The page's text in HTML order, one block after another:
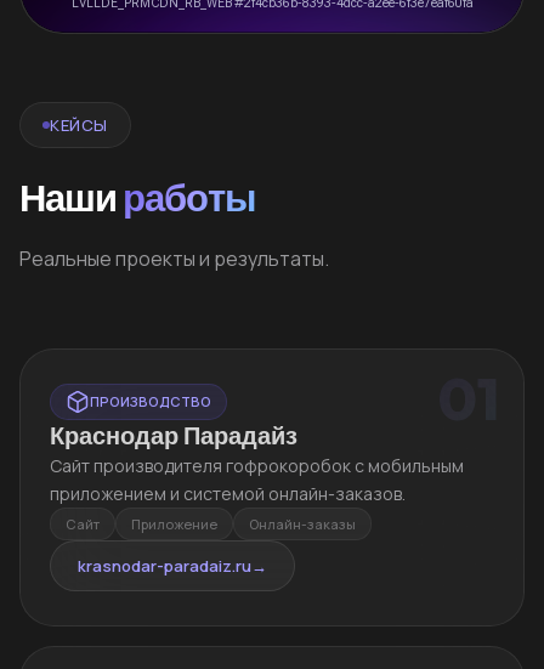
КЕЙСЫ
Наши работы
Реальные проекты и результаты.
ПРОИЗВОДСТВО
Краснодар Парадайз
Сайт производителя гофрокоробок с мобильным
приложением и системой онлайн-заказов.
Сайт Приложение Онлайн-заказы
krasnodar-paradaiz.ru→